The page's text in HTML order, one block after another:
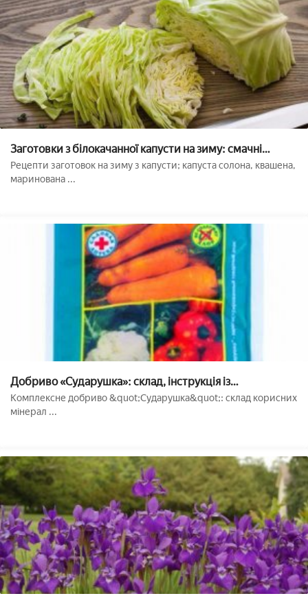
Заготовки з білокачанної капусти на зиму: смачні
рецепти
Рецепти заготовок на зиму з капусти; капуста солона, квашена,
маринована ...
Добриво «Сударушка»: склад, інструкція із
застосування
Комплексне добриво &quot;Сударушка&quot;: склад корисних
мінерал ...